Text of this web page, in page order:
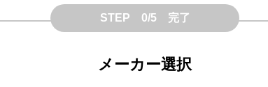
STEP 0/5 完了
メーカー選択